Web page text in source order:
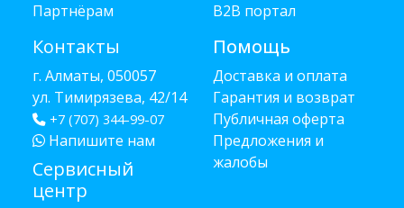
Партнёрам
Контакты
г. Алматы, 050057
ул. Тимирязева, 42/14
+7 (707) 344-99-07
Напишите нам
Сервисный
центр
B2B портал
Помощь
Доставка и оплата
Гарантия и возврат
Публичная оферта
Предложения и
жалобы